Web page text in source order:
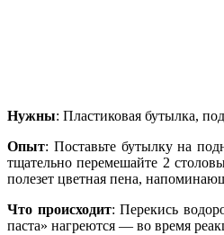
Нужны: Пластиковая бутылка,
Опыт: Поставьте бутылку на
тщательно перемешайте 2
полезет цветная пена,
Что происходит: Перекись
паста» нагреются — во время